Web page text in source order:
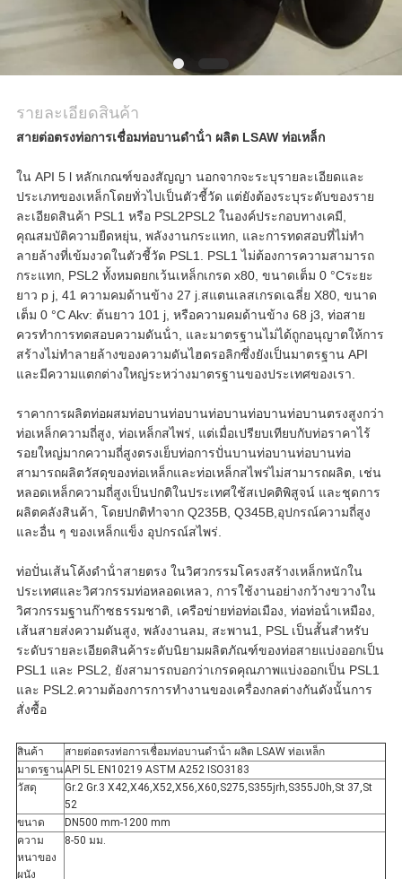
รายละเอียดสินค้า
สายต่อตรงท่อการเชื่อมท่อบานดําน้ํา ผลิต LSAW ท่อเหล็ก
ใน API 5 l หลักเกณฑ์ของสัญญา นอกจากจะระบุรายละเอียดและ
ประเภทของเหล็กโดยทั่วไปเป็นตัวชี้วัด แต่ยังต้องระบุระดับของราย
ละเอียดสินค้า PSL1 หรือ PSL2PSL2 ในองค์ประกอบทางเคมี,
คุณสมบัติความยืดหยุ่น, พลังงานกระแทก, และการทดสอบที่ไม่ทํา
ลายล้างที่เข้มงวดในตัวชี้วัด PSL1. PSL1 ไม่ต้องการความสามารถ
กระแทก, PSL2 ทั้งหมดยกเว้นเหล็กเกรด x80, ขนาดเต็ม 0 °Cระยะ
ยาว p j, 41 ความคมด้านข้าง 27 j.สแตนเลสเกรดเฉลี่ย X80, ขนาด
เต็ม 0 °C Akv: ต้นยาว 101 j, หรือความคมด้านข้าง 68 j3, ท่อสาย
ควรทําการทดสอบความดันน้ํา, และมาตรฐานไม่ได้ถูกอนุญาตให้การ
สร้างไม่ทําลายล้างของความดันไฮดรอลิกซึ่งยังเป็นมาตรฐาน API
และมีความแตกต่างใหญ่ระหว่างมาตรฐานของประเทศของเรา.
ราคาการผลิตท่อผสมท่อบานท่อบานท่อบานท่อบานท่อบานตรงสูงกว่า
ท่อเหล็กความถี่สูง, ท่อเหล็กสไพร่, แต่เมื่อเปรียบเทียบกับท่อราคาไร้
รอยใหญ่มากความถี่สูงตรงเย็บท่อการปั่นบานท่อบานท่อบานท่อ
สามารถผลิตวัสดุของท่อเหล็กและท่อเหล็กสไพร่ไม่สามารถผลิต, เช่น
หลอดเหล็กความถี่สูงเป็นปกติในประเทศใช้สเปคติพิสูจน์ และชุดการ
ผลิตคลังสินค้า, โดยปกติทําจาก Q235B, Q345B,อุปกรณ์ความถี่สูง
และอื่น ๆ ของเหล็กแข็ง อุปกรณ์สไพร่.
ท่อปั่นเส้นโค้งดําน้ําสายตรง ในวิศวกรรมโครงสร้างเหล็กหนักใน
ประเทศและวิศวกรรมท่อหลอดเหลว, การใช้งานอย่างกว้างขวางใน
วิศวกรรมฐานก๊าซธรรมชาติ, เครือข่ายท่อท่อเมือง, ท่อท่อน้ําเหมือง,
เส้นสายส่งความดันสูง, พลังงานลม, สะพาน1, PSL เป็นสั้นสําหรับ
ระดับรายละเอียดสินค้าระดับนิยามผลิตภัณฑ์ของท่อสายแบ่งออกเป็น
PSL1 และ PSL2, ยังสามารถบอกว่าเกรดคุณภาพแบ่งออกเป็น PSL1
และ PSL2.ความต้องการการทํางานของเครื่องกลต่างกันดังนั้นการ
สั่งซื้อ
สินค้า
สายต่อตรงท่อการเชื่อมท่อบานดําน้ํา ผลิต LSAW ท่อเหล็ก
มาตรฐานAPI 5L EN10219 ASTM A252 ISO3183
วัสดุ
Gr.2 Gr.3 X42,X46,X52,X56,X60,S275,S355jrh,S355J0h,St 37,St
52
ขนาด
DN500 mm-1200 mm
ความ
หนาของ
ผนัง
8-50 มม.